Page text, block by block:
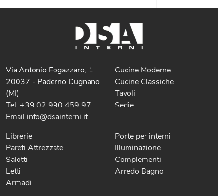
Via Antonio Fogazzaro, 1
20037 - Paderno Dugnano
(MI)
Tel. +39 02 990 459 97
Email info@dsainterni.it
Cucine Moderne
Cucine Classiche
Tavoli
Sedie
Librerie
Pareti Attrezzate
Salotti
Letti
Armadi
Porte per interni
Illuminazione
Complementi
Arredo Bagno